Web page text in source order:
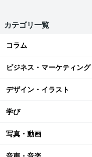
カテゴリ一覧
コラム
ビジネス・マーケティング
デザイン・イラスト
学び
写真・動画